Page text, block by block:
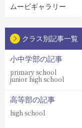
ムービギャラリー
クラス別記事一覧
小中学部の記事
primary school
junior high school
高等部の記事
high school